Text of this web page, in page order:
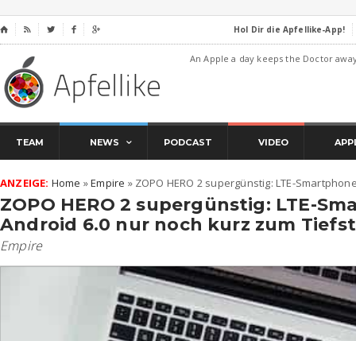
⌂     Hol Dir die Apfellike-App!
An Apple a day keeps the Doctor
TEAM NEWS PODCAST VIDEO
ANZEIGE: Home »Empire » ZOPO HERO 2 supergünstig: LTE-
ZOPO HERO 2 supergünstig: LTE-
Android 6.0 nur noch kurz zum
Empire